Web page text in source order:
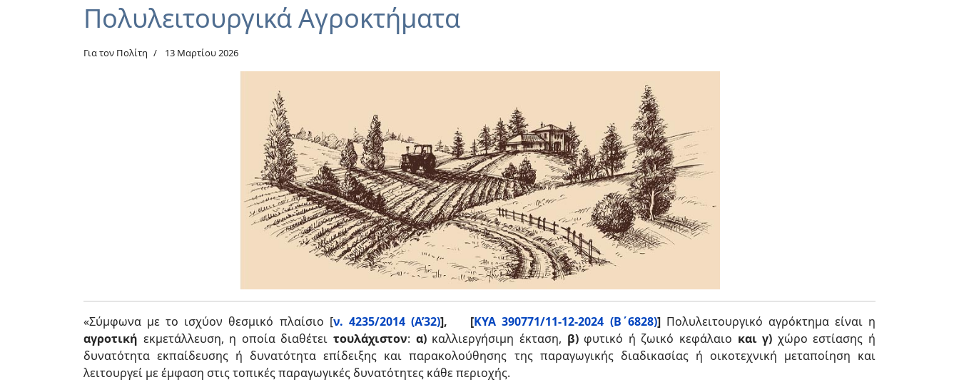
Πολυλειτουργικά Αγροκτήματα
Για τον Πολίτη 13 Μαρτίου 2026
«Σύμφωνα με το ισχύον θεσμικό πλαίσιο [ν. 4235/2014 (Α’32)], [ΚΥΑ 390771/11-12-2024 (Β΄6828)]Πολυλειτουργικό αγρόκτημα είναι η
αγροτική εκμετάλλευση, η οποία διαθέτειτουλάχιστον: α)καλλιεργήσιμη έκταση, β)φυτικό ή ζωικό κεφάλαιο και γ) χώρο εστίασης ή
δυνατότητα εκπαίδευσης ή δυνατότητα επίδειξης και παρακολούθησης της παραγωγικής διαδικασίας ή οικοτεχνική μεταποίηση και
λειτουργεί με έμφαση στις τοπικές παραγωγικές δυνατότητες κάθε περιοχής.